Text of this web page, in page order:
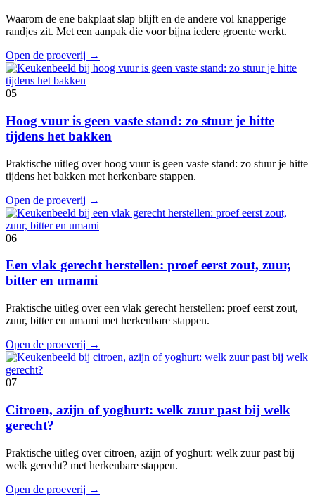
Waarom de ene bakplaat slap blijft en de andere vol knapperige
randjes zit. Met een aanpak die voor bijna iedere groente werkt.
Open de proeverij →
05
Hoog vuur is geen vaste stand: zo stuur je hitte
tijdens het bakken
Praktische uitleg over hoog vuur is geen vaste stand: zo stuur je hitte
tijdens het bakken met herkenbare stappen.
Open de proeverij →
06
Een vlak gerecht herstellen: proef eerst zout, zuur,
bitter en umami
Praktische uitleg over een vlak gerecht herstellen: proef eerst zout,
zuur, bitter en umami met herkenbare stappen.
Open de proeverij →
07
Citroen, azijn of yoghurt: welk zuur past bij welk
gerecht?
Praktische uitleg over citroen, azijn of yoghurt: welk zuur past bij
welk gerecht? met herkenbare stappen.
Open de proeverij →